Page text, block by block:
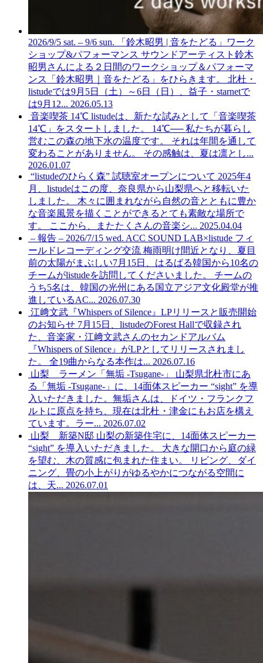
2026/9/5 sat. – 9/6 sun. 「鈴木昭男 | 音をたどる」ワーク
ショップ&パフォーマンス サウンドアーティスト鈴木
昭男さんによる２日間のワークショップ＆パフォーマ
ンス「鈴木昭男｜音をたどる」をひらきます。 北杜・
listudeでは9月5日（土）～6日（日）、益子・starnetで
は9月12... 2026.05.13
音楽喫茶 14℃ listudeは、新たな試みとして「音楽喫茶
14℃」をスタートしました。 14℃── 私たちが暮らし
営むこの森の地下水の温度です。 それは年間を通して
変わることがありません。 その感触は、夏は凛とし...
2026.01.07
“listudeのひらく森” 試聴室オープンについて 2025年4
月、listudeはこの度、奈良県から山梨県へと移転いた
しました。 木々に囲まれながら自然の音とともに豊か
な音楽風景を描くことができるとても素敵な場所で
す。 ここから、またたくさんの音楽シ... 2025.04.04
– 報告 – 2026/7/15 wed. ACC SOUND LAB×listude フィ
ールドレコーディング交流 梅雨明け間近となり、夏目
前の太陽がまぶしい7月15日、はるばる韓国から10名の
チームがlistudeを訪問してくださいました。 チームの
うち5名は、韓国の光州にある国立アジア文化殿堂が推
進しているAC... 2026.07.30
江﨑文武『Whispers of Silence』LPリリースと販売開始
のお知らせ 7月15日、listudeのForest Hallで収録され
た、音楽家・江﨑文武さんのセカンドアルバム
『Whispers of Silence』がLPとしてリリースされまし
た。 全19曲からなる本作は... 2026.07.16
山梨 ラーメン「無垢 -Tsugane-」
山梨県北杜市にあ
る「無垢 -Tsugane-」に、14面体スピーカー “sight” を導
入いただきました。無垢さんは、ドイツ・フランクフ
ルトに原点を持ち、現在は北杜・津金にもお店を構え
ています。ラー... 2026.07.02
山梨 新築N邸 山梨の新築住宅に、14面体スピーカー
“sight” を導入いただきました。 大きな開口から庭の緑
を望む、木の質感に包まれた住まい。 リビング、ダイ
ニング、畳の小上がりがゆるやかにつながる空間に
は、天... 2026.07.01